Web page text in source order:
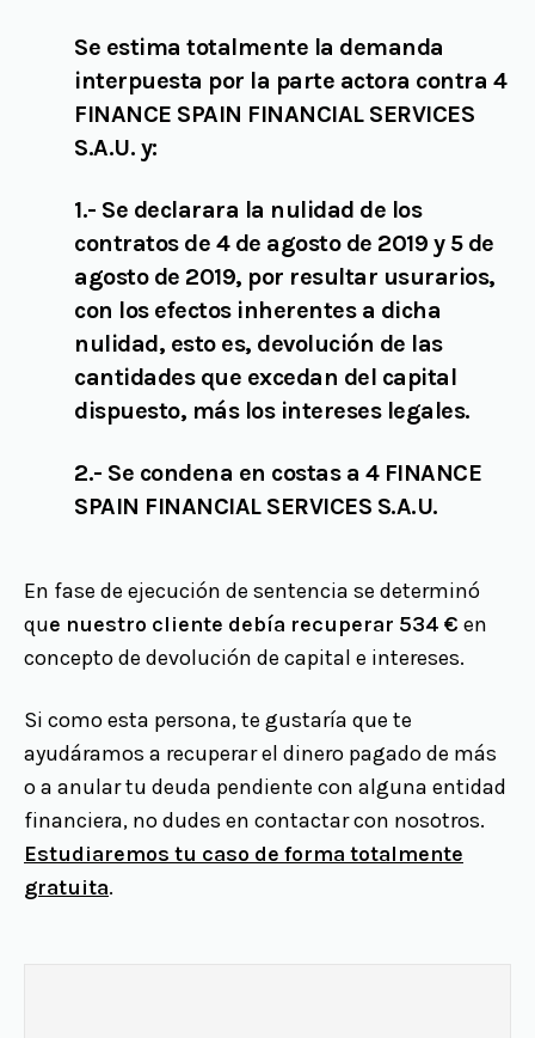
Se estima totalmente la demanda
interpuesta por la parte actora contra 4
FINANCE SPAIN FINANCIAL SERVICES
S.A.U. y:
1.- Se declarara la nulidad de los
contratos de 4 de agosto de 2019 y 5 de
agosto de 2019, por resultar usurarios,
con los efectos inherentes a dicha
nulidad, esto es, devolución de las
cantidades que excedan del capital
dispuesto, más los intereses legales.
2.- Se condena en costas a 4 FINANCE
SPAIN FINANCIAL SERVICES S.A.U.
En fase de ejecución de sentencia se determinó
que nuestro cliente debía recuperar 534 € en
concepto de devolución de capital e intereses.
Si como esta persona, te gustaría que te
ayudáramos a recuperar el dinero pagado de más
o a anular tu deuda pendiente con alguna entidad
financiera, no dudes en contactar con nosotros.
Estudiaremos tu caso de forma totalmente
gratuita.